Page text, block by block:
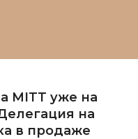
MITT уже на
на
в продаже